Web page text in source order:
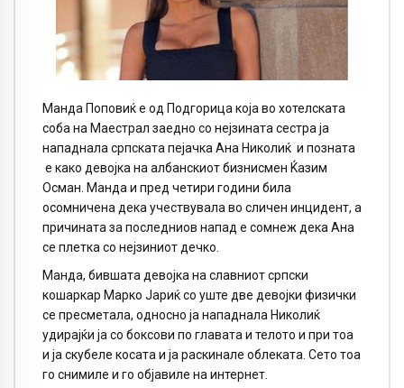
Манда Поповиќ е од Подгорица која во хотелската
соба на Маестрал заедно со нејзината сестра ја
нападнала српската пејачка Ана Николиќ и позната
е како девојка на албанскиот бизнисмен Ќазим
Осман. Манда и пред четири години била
осомничена дека учествувала во сличен инцидент, а
причината за последниов напад е сомнеж дека Ана
се плетка со нејзиниот дечко.
Манда, бившата девојка на славниот српски
кошаркар Марко Јариќ со уште две девојки физички
се пресметала, односно ја нападнала Николиќ
удирајќи ја со боксови по главата и телото и при тоа
и ја скубеле косата и ја раскинале облеката. Сето тоа
го снимиле и го објавиле на интернет.